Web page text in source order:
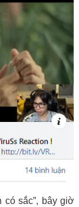
có sắc”, bây giờ